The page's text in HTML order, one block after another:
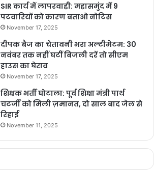
SIR कार्य में लापरवाही: महासमुंद में 9
पटवारियों को कारण बताओ नोटिस
November 17, 2025
दीपक बैज का चेतावनी भरा अल्टीमेटम: 30
नवंबर तक नहीं घटीं बिजली दरें तो सीएम
हाउस का घेराव
November 17, 2025
शिक्षक भर्ती घोटाला: पूर्व शिक्षा मंत्री पार्थ
चटर्जी को मिली ज़मानत, दो साल बाद जेल से
रिहाई
November 11, 2025